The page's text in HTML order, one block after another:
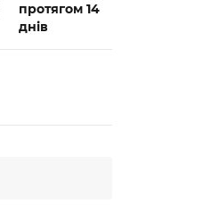
протягом 14
днів